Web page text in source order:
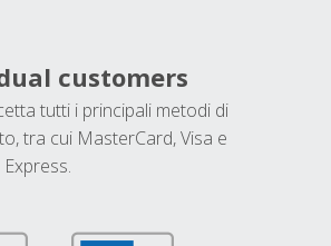
customers
tutti i principali metodi di
tra cui MasterCard, Visa e